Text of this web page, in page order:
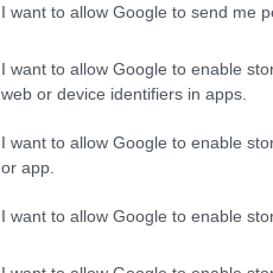
I want to allow Google to send me
I want to allow Google to enable
web or device identifiers in apps.
I want to allow Google to enable
or app.
I want to allow Google to enable